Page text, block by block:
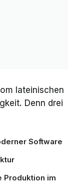
lateinischen
Denn drei
Software
Produktion im